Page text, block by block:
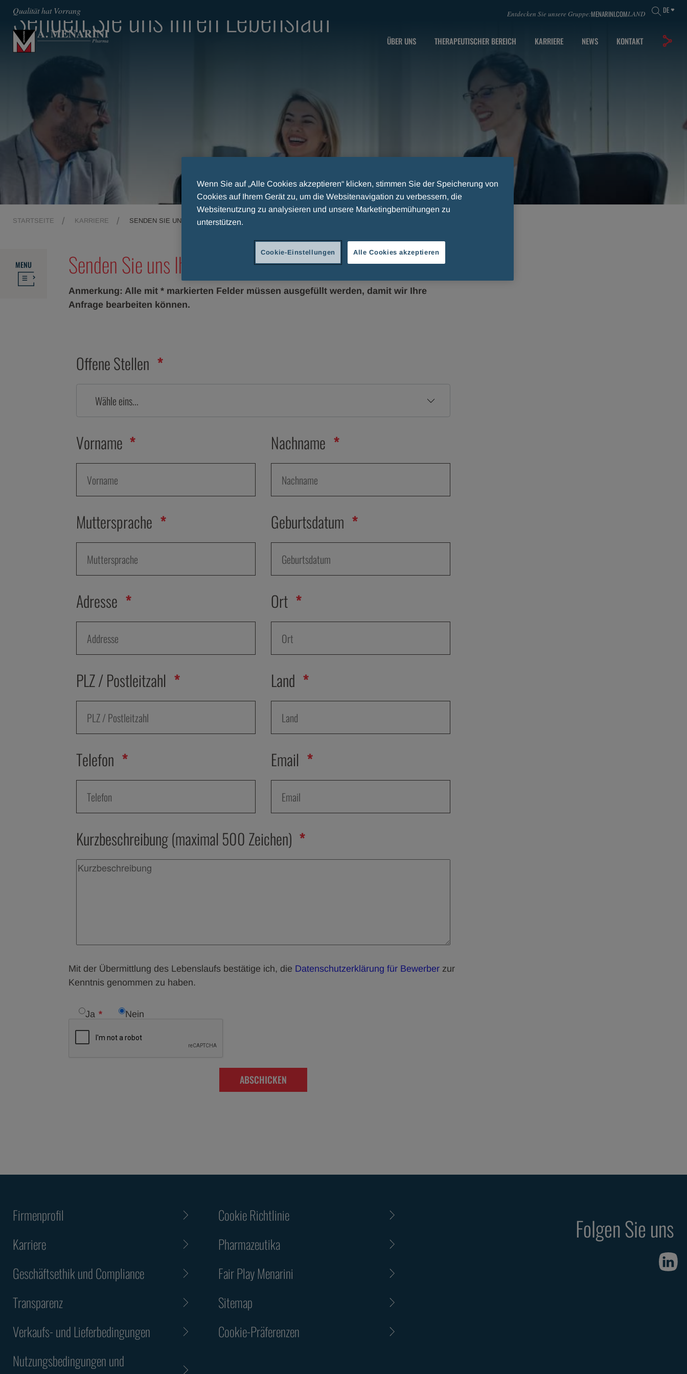
Qualität hat Vorrang Entdecken Sie unsere Gruppe:MENARINI.COMLAND DE
ÜBER UNS THERAPEUTISCHER BEREICH KARRIERE NEWS KONTAKT
Senden Sie uns Ihren Lebenslauf
STARTSEITE KARRIERE SENDEN SIE UNS IHREN LEBENSLAUF
MENU Senden Sie uns Ihren Lebenslauf
Anmerkung: Alle mit * markierten Felder müssen ausgefüllt werden, damit wir Ihre
Anfrage bearbeiten können.
Offene Stellen
Wähle eins...
Vorname Nachname
Muttersprache Geburtsdatum
Adresse Ort
PLZ / Postleitzahl Land
Telefon Email
Kurzbeschreibung (maximal 500 Zeichen)
Mit der Übermittlung des Lebenslaufs bestätige ich, die Datenschutzerklärung für Bewerber zur
Kenntnis genommen zu haben.
Ja Nein
ABSCHICKEN
Firmenprofil
Karriere
Geschäftsethik und Compliance
Transparenz
Verkaufs- und Lieferbedingungen
Nutzungsbedingungen und
Cookie Richtlinie
Pharmazeutika
Fair Play Menarini
Sitemap
Cookie-Präferenzen
Folgen Sie uns
Wenn Sie auf „Alle Cookies akzeptieren“ klicken, stimmen Sie der Speicherung von
Cookies auf Ihrem Gerät zu, um die Websitenavigation zu verbessern, die
Websitenutzung zu analysieren und unsere Marketingbemühungen zu
unterstützen.
Alle Cookies akzeptieren
Cookie-Einstellungen